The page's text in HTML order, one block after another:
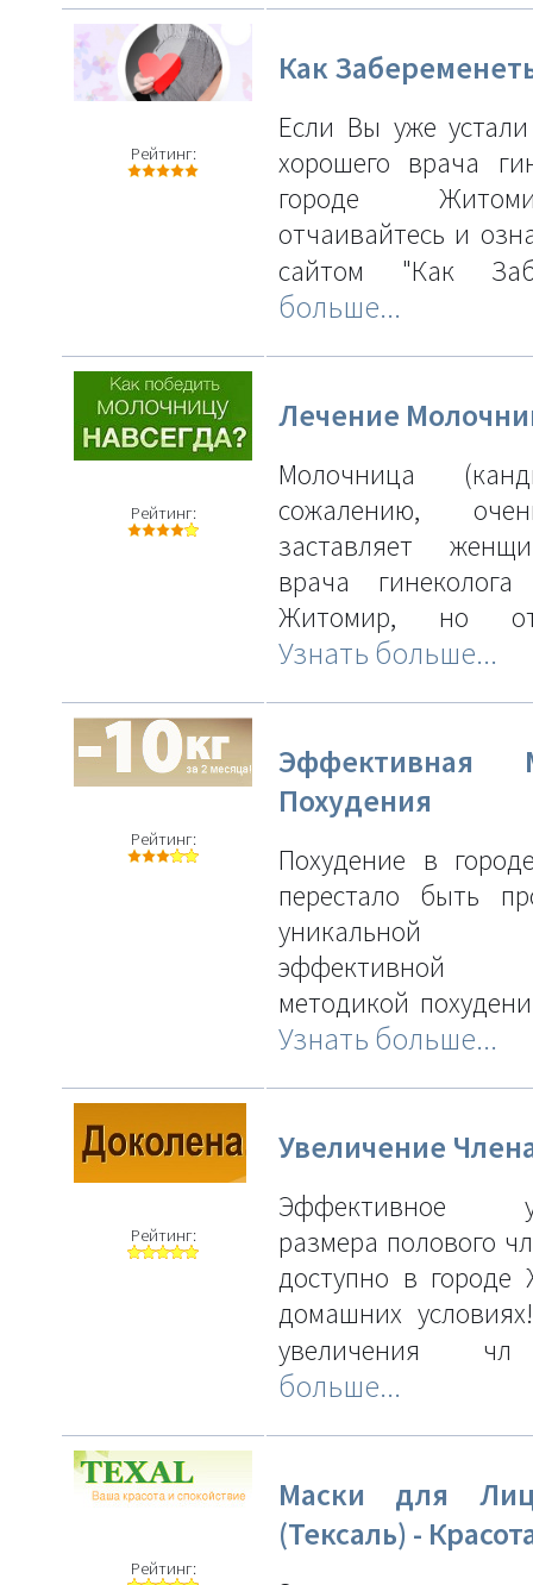
Рейтинг:
Как
Если Вы уже
хорошего врача
городе
отчаивайтесь и
сайтом "Как
больше...
Рейтинг:
Лечение
Молочница
сожалению,
заставляет
врача
Житомир, но
Узнать больше...
Рейтинг:
Эффективная
Похудения
Похудение в
перестало быть
уникальной
эффективной
методикой
Узнать больше...
Рейтинг:
Увеличение
Эффективное
размера полового
доступно в
домашних
увеличения
больше...
Рейтинг:
Маски для
(Тексаль) -